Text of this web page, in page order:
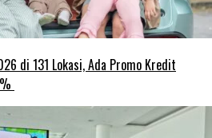
di 131 Lokasi, Ada Promo Kredit